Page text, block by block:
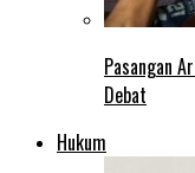
Pasangan
Debat
Hukum